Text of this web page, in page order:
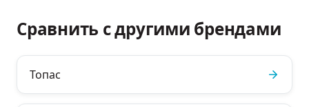
Сравнить с другими брендами
Топас